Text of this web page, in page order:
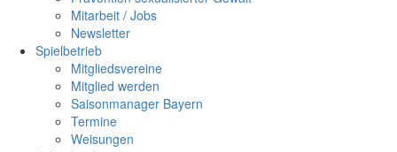
Mitarbeit / Jobs
Newsletter
Spielbetrieb
Mitgliedsvereine
Mitglied werden
Saisonmanager Bayern
Termine
Weisungen